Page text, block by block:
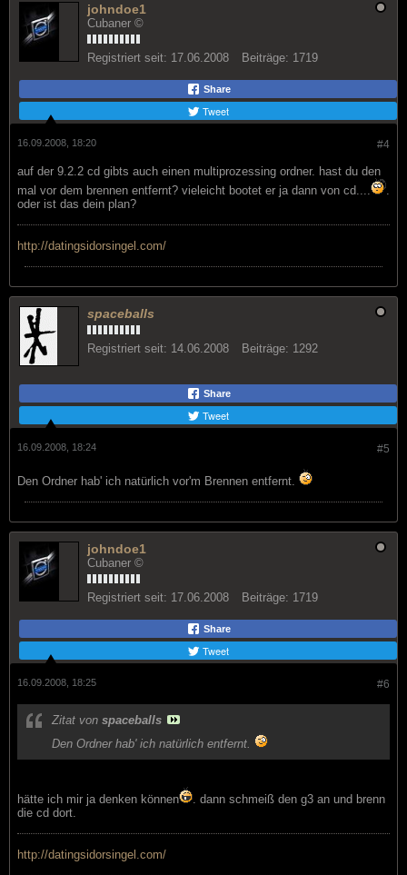
johndoe1
Cubaner ©
Registriert seit: 17.06.2008 Beiträge: 1719
Share
Tweet
#4
16.09.2008, 18:20
auf der 9.2.2 cd gibts auch einen multiprozessing ordner. hast du den
mal vor dem brennen entfernt? vieleicht bootet er ja dann von cd....
.
oder ist das dein plan?
http://datingsidorsingel.com/
spaceballs
Registriert seit: 14.06.2008 Beiträge: 1292
Share
Tweet
#5
16.09.2008, 18:24
Den Ordner hab' ich natürlich vor'm Brennen entfernt.
johndoe1
Cubaner ©
Registriert seit: 17.06.2008 Beiträge: 1719
Share
Tweet
#6
16.09.2008, 18:25
Zitat von spaceballs
Den Ordner hab' ich natürlich entfernt.
hätte ich mir ja denken können
. dann schmeiß den g3 an und brenn
die cd dort.
http://datingsidorsingel.com/